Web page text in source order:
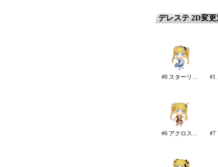
デレステ 2D変
#0 スターリースカイ・ブライト
#6 アクロス・ザ・スターズ